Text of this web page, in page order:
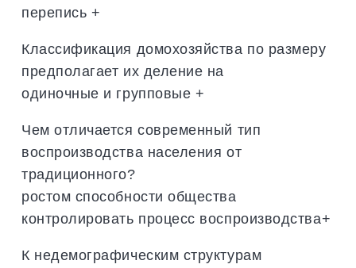
перепись +
Классификация домохозяйства по размеру
предполагает их деление на
одиночные и групповые +
Чем отличается современный тип
воспроизводства населения от
традиционного?
ростом способности общества
контролировать процесс воспроизводства+
К недемографическим структурам